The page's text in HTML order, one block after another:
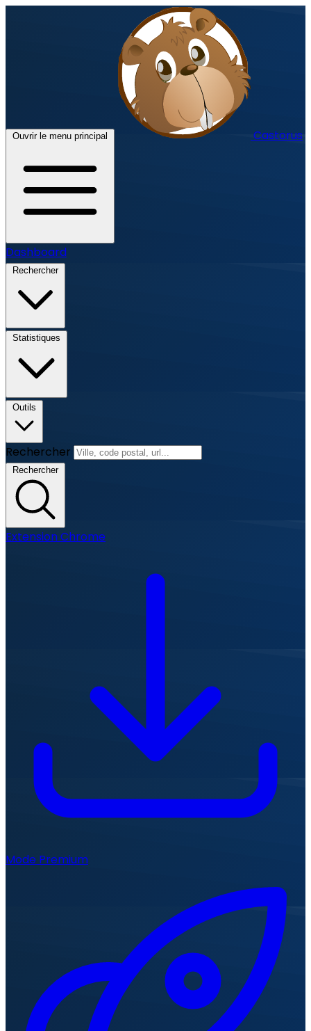
Ouvrir le menu principal Castorus
Dashboard
Rechercher
Statistiques
Outils
Rechercher
Rechercher
Extension Chrome
Mode Premium